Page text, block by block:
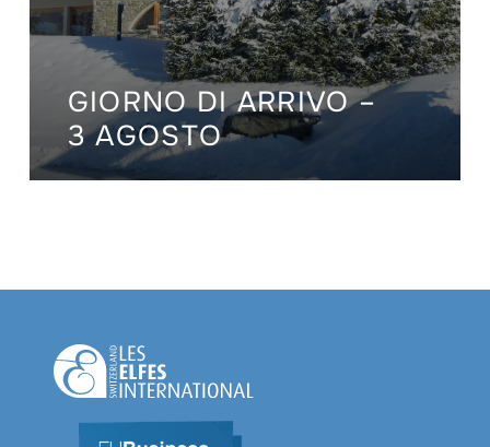
GIORNO DI ARRIVO –
3 AGOSTO